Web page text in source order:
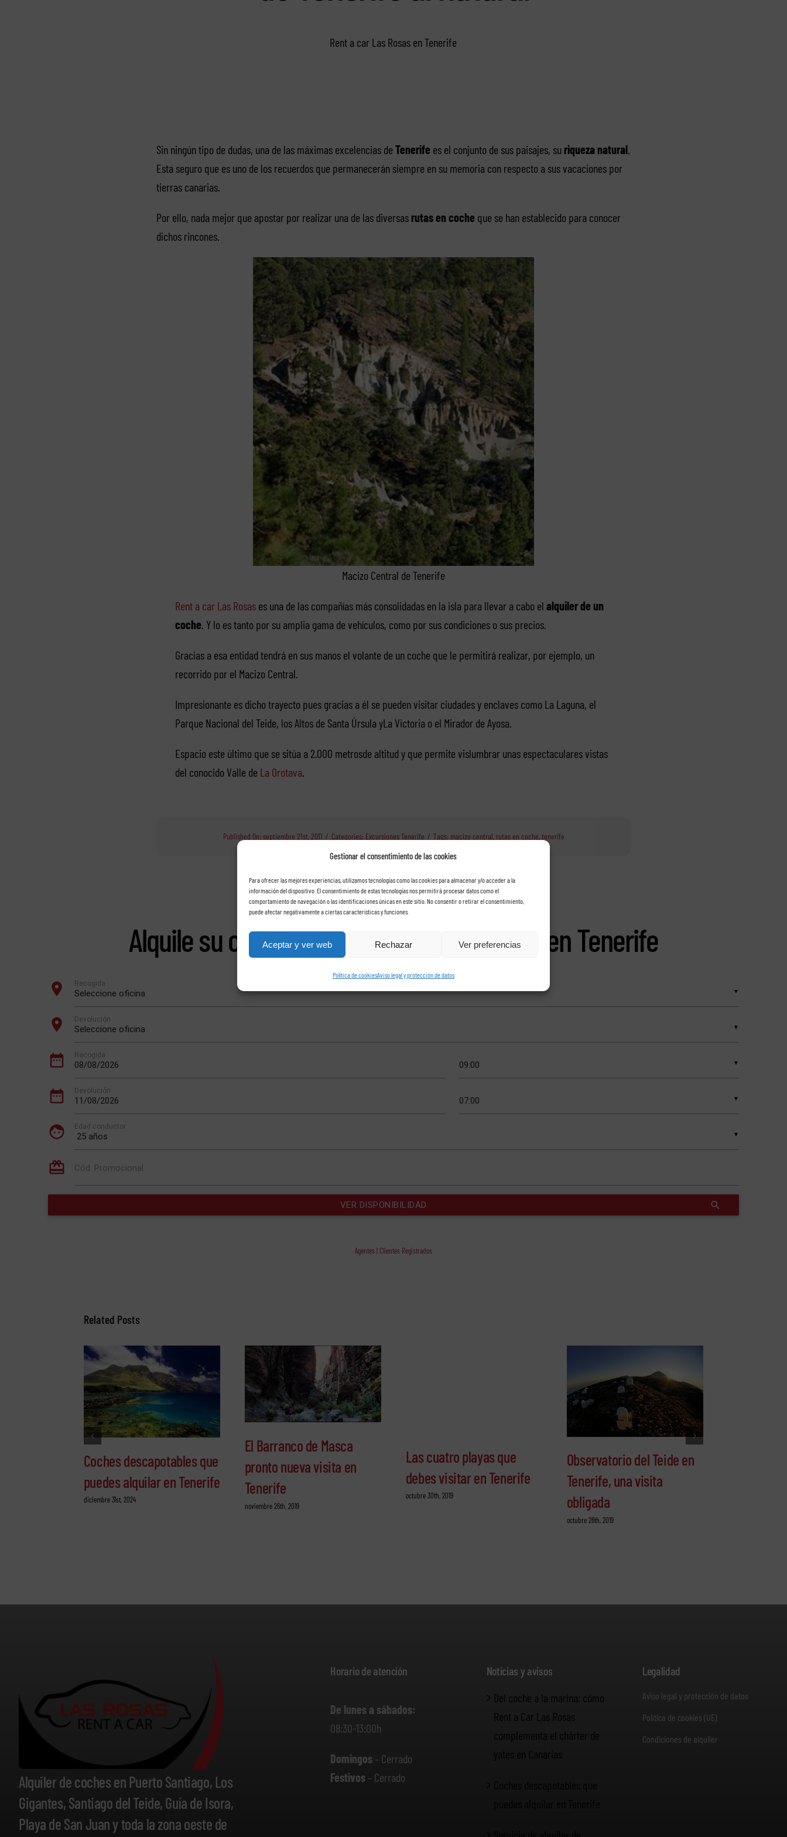
Gestionar el consentimiento de las cookies
Para ofrecer las mejores experiencias, utilizamos tecnologías como las cookies para almacenar y/o acceder a la
información del dispositivo. El consentimiento de estas tecnologías nos permitirá procesar datos como el
comportamiento de navegación o las identificaciones únicas en este sitio. No consentir o retirar el consentimiento,
puede afectar negativamente a ciertas características y funciones.
Aceptar y ver web Rechazar Ver preferencias
Política de cookiesAviso legal y protección de datos
Rent a car Las Rosas en Tenerife
Sin ningún tipo de dudas, una de las máximas excelencias de Tenerife es el conjunto de sus paisajes, su riqueza natural.
Esta seguro que es uno de los recuerdos que permanecerán siempre en su memoria con respecto a sus vacaciones por
tierras canarias.
Por ello, nada mejor que apostar por realizar una de las diversas rutas en coche que se han establecido para conocer
dichos rincones.
Macizo Central de Tenerife
Rent a car Las Rosases una de las compañías más consolidadas en la isla para llevar a cabo el alquiler de un
coche. Y lo es tanto por su amplia gama de vehículos, como por sus condiciones o sus precios.
Gracias a esa entidad tendrá en sus manos el volante de un coche que le permitirá realizar, por ejemplo, un
recorrido por el Macizo Central.
Impresionante es dicho trayecto pues gracias a él se pueden visitar ciudades y enclaves como La Laguna, el
Parque Nacional del Teide, los Altos de Santa Úrsula yLa Victoria o el Mirador de Ayosa.
Espacio este último que se sitúa a 2.000 metrosde altitud y que permite vislumbrar unas espectaculares vistas
del conocido Valle de La Orotava.
Published On: septiembre 21st, 2011 / Categories: Excursiones Tenerife / Tags: macizo central, rutas en coche,tenerife
Alquile su coche con Rent a car Las Rosas en Tenerife
Agentes | Clientes Registrados
Related Posts
Coches descapotables que
puedes alquilar en Tenerife
diciembre 31st, 2024
El Barranco de Masca
pronto nueva visita en
Tenerife
noviembre 26th, 2019
Las cuatro playas que
debes visitar en Tenerife
octubre 30th, 2019
Observatorio del Teide en
Tenerife, una visita
obligada
octubre 28th, 2019
Alquiler de coches en Puerto Santiago, Los
Gigantes, Santiago del Teide, Guía de Isora,
Playa de San Juan y toda la zona oeste de
Horario de atención
De lunes a sábados:
08:30-13:00h
Domingos – Cerrado
Festivos – Cerrado
Noticias y avisos
Del coche a la marina: cómo
Rent a Car Las Rosas
complementa el chárter de
Legalidad
Aviso legal y protección de datos
Política de cookies (UE)
Condiciones de alquiler